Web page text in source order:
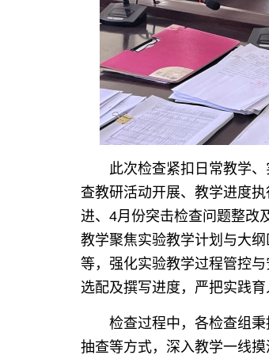
此次检查紧扣日常教学
查教研活动开展、教学进度
进、4月份突击检查问题整改
教学聚焦实验教学计划与大
等，强化实验教学过程管控
选配及撰写进度，严把实践育
检查过程中，各检查组
抽查等方式，深入教学一线